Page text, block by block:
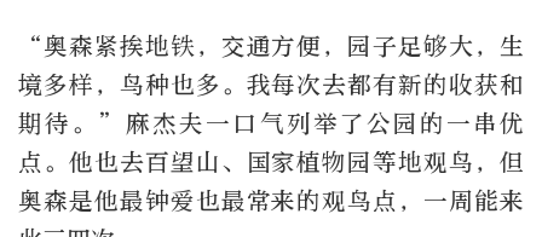
“奥森紧挨地铁，交通方便，园子足够大，生
境多样，鸟种也多。我每次去都有新的收获和
期待。”麻杰夫一口气列举了公园的一串优
点。他也去百望山、国家植物园等地观鸟，但
奥森是他最钟爱也最常来的观鸟点，一周能来